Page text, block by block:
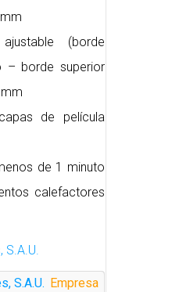
(borde
– borde superior
de película
de 1 minuto
calefactores
S.A.U.
Empresa
S.A.U.